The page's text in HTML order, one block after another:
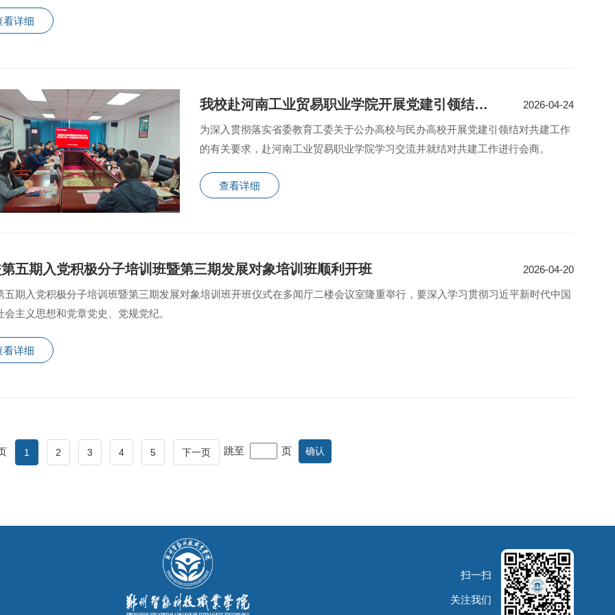
看详细
我校赴河南工业贸易职业学院开展党建引领结对共建会商交流 2026-04-24
为深入贯彻落实省委教育工委关于公办高校与民办高校开展党建引领结对共建工作
的有关要求，赴河南工业贸易职业学院学习交流并就结对共建工作进行会商。
查看详细
五期入党积极分子培训班暨第三期发展对象培训班顺利开班 2026-04-20
五期入党积极分子培训班暨第三期发展对象培训班开班仪式在多闻厅二楼会议室隆重举行，要深入学习贯彻习近平新时代中国
会主义思想和党章党史、党规党纪。
看详细
1 2 3 4 5 下一页 跳至 页
扫一扫
关注我们